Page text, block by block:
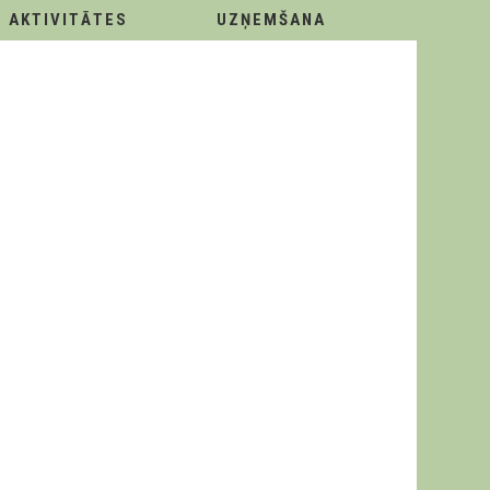
AKTIVITĀTES UZŅEMŠANA